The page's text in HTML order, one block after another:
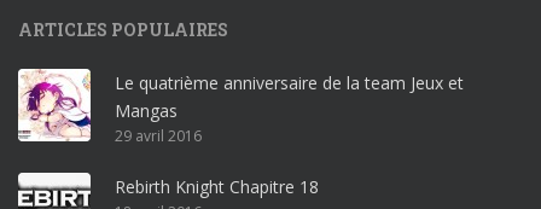
r
o
ff
i
c
e
ARTICLES POPULAIRES
Le quatrième anniversaire de la team Jeux et
Mangas
29 avril 2016
Rebirth Knight Chapitre 18